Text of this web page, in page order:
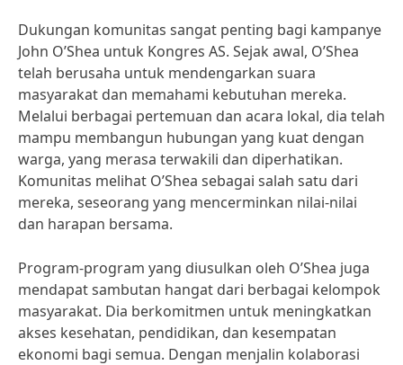
Dukungan komunitas sangat penting bagi kampanye
John O’Shea untuk Kongres AS. Sejak awal, O’Shea
telah berusaha untuk mendengarkan suara
masyarakat dan memahami kebutuhan mereka.
Melalui berbagai pertemuan dan acara lokal, dia telah
mampu membangun hubungan yang kuat dengan
warga, yang merasa terwakili dan diperhatikan.
Komunitas melihat O’Shea sebagai salah satu dari
mereka, seseorang yang mencerminkan nilai-nilai
dan harapan bersama.
Program-program yang diusulkan oleh O’Shea juga
mendapat sambutan hangat dari berbagai kelompok
masyarakat. Dia berkomitmen untuk meningkatkan
akses kesehatan, pendidikan, dan kesempatan
ekonomi bagi semua. Dengan menjalin kolaborasi